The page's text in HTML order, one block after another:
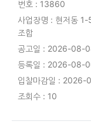
번호 : 13860
사업장명 : 현저동 1-
조합
공고일 : 2026-08-
등록일 : 2026-08-
입찰마감일 : 2026-
조회수 : 10